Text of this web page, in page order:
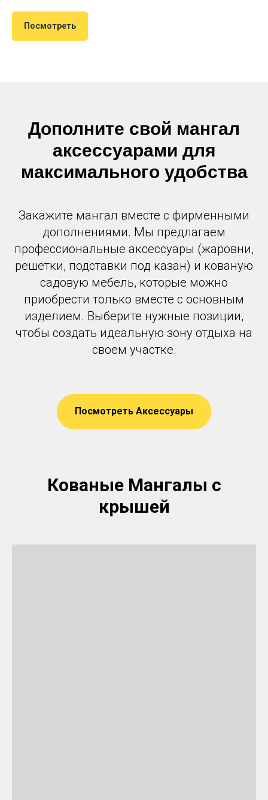
Посмотреть
Дополните свой мангал
аксессуарами для
максимального удобства
Закажите мангал вместе с фирменными
дополнениями. Мы предлагаем
профессиональные аксессуары (жаровни,
решетки, подставки под казан) и кованую
садовую мебель, которые можно
приобрести только вместе с основным
изделием. Выберите нужные позиции,
чтобы создать идеальную зону отдыха на
своем участке.
Посмотреть Аксессуары
Кованые Мангалы с
крышей